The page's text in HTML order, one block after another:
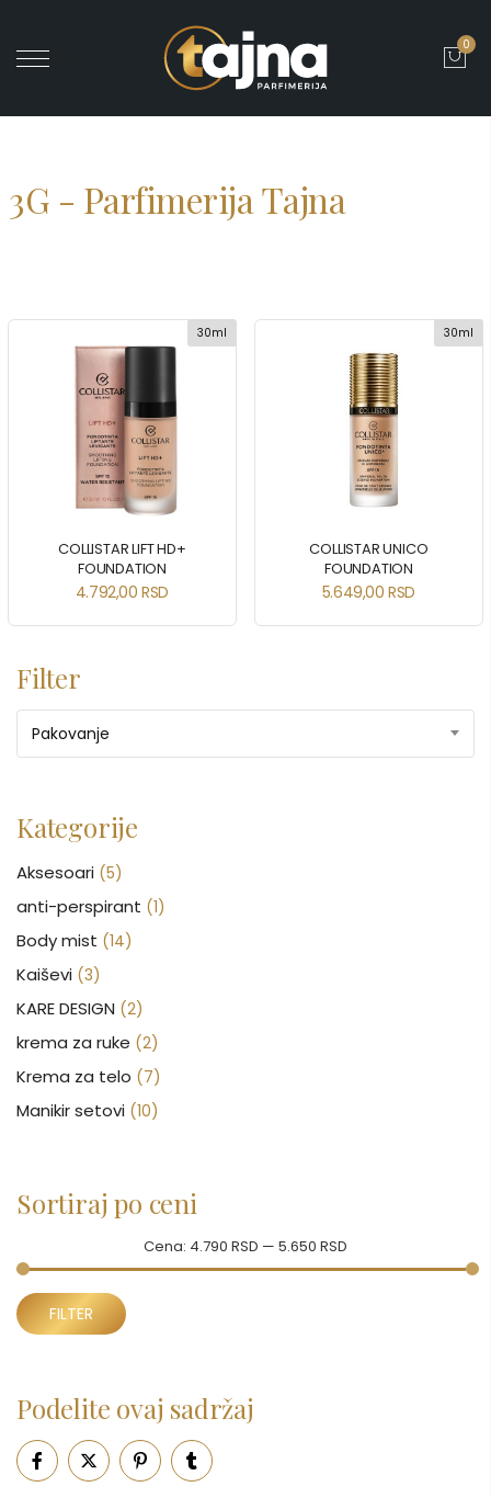
0
3G - Parfimerija Tajna
30ml
COLLISTAR LIFT HD+
FOUNDATION
4.792,00RSD
30ml
COLLISTAR UNICO
FOUNDATION
5.649,00RSD
Filter
Pakovanje
Kategorije
Aksesoari (5)
anti-perspirant (1)
Body mist (14)
Kaiševi (3)
KARE DESIGN (2)
krema za ruke (2)
Krema za telo (7)
Manikir setovi (10)
Nega lica (88)
Neseseri
Novčanici (50)
Pepe Jeans Ranac (10)
Piling za telo (3)
Putni program (49)
Sortiraj po ceni
FILTER
Cena: 4.790 RSD — 5.650 RSD
Podelite ovaj sadržaj